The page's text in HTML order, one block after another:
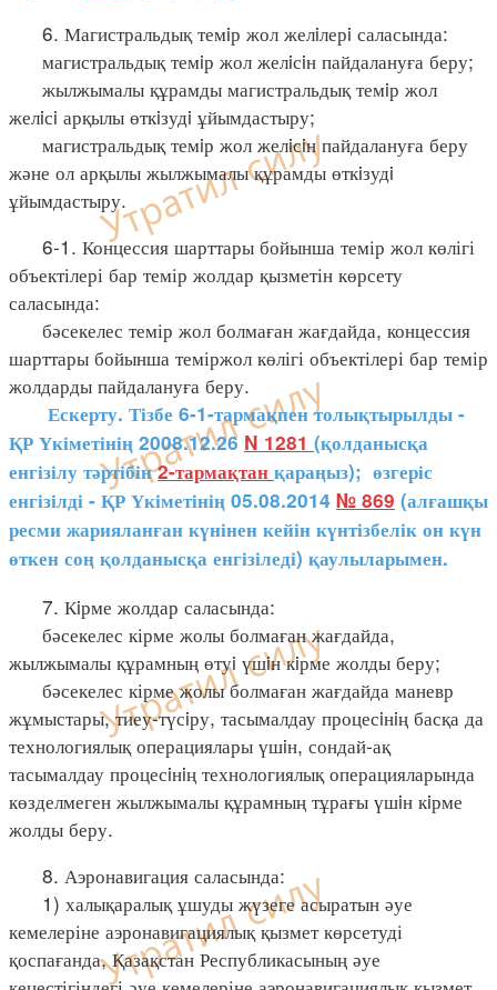
6. Магистральдық темiр жол желiлерi саласында:
магистральдық темiр жол желiсiн пайдалануға беру;
жылжымалы құрамды магистральдық темiр жол
желiсi арқылы өткiзудi ұйымдастыру;
магистральдық темiр жол желiсiн пайдалануға беру
және ол арқылы жылжымалы құрамды өткiзудi
ұйымдастыру.
6-1. Концессия шарттары бойынша темір жол көлігі
объектілері бар темір жолдар қызметін көрсету
саласында:
бәсекелес темір жол болмаған жағдайда, концессия
шарттары бойынша теміржол көлігі объектілері бар темір
жолдарды пайдалануға беру.
Ескерту. Тізбе 6-1-тармақпен толықтырылды -
ҚР Үкіметінің 2008.12.26 N 1281 (қолданысқа
енгізілу тәртібін2-тармақтан қараңыз); өзгеріс
енгізілді - ҚР Үкіметінің 05.08.2014 № 869 (алғашқы
ресми жарияланған күнінен кейін күнтізбелік он күн
өткен соң қолданысқа енгізіледі) қаулыларымен.
7. Кiрме жолдар саласында:
бәсекелес кірме жолы болмаған жағдайда,
жылжымалы құрамның өтуi үшiн кiрме жолды беру;
бәсекелес кірме жолы болмаған жағдайда маневр
жұмыстары, тиеу-түсiру, тасымалдау процесiнiң басқа да
технологиялық операциялары үшiн, сондай-ақ
тасымалдау процесiнiң технологиялық операцияларында
көзделмеген жылжымалы құрамның тұрағы үшiн кiрме
жолды беру.
8. Аэронавигация саласында:
1) халықаралық ұшуды жүзеге асыратын әуе
кемелеріне аэронавигациялық қызмет көрсетуді
қоспағанда, Қазақстан Республикасының әуе